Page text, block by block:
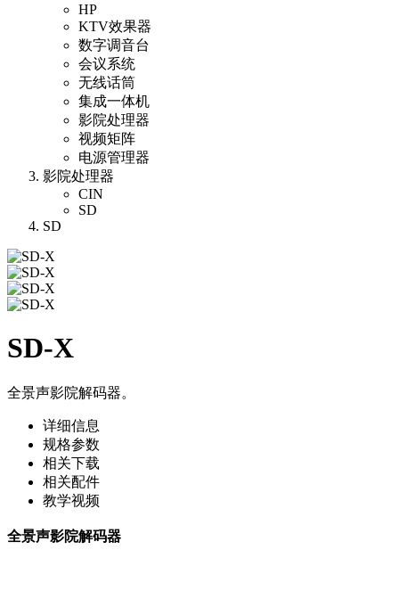
HP
KTV效果器
数字调音台
会议系统
无线话筒
集成一体机
影院处理器
视频矩阵
电源管理器
影院处理器
CIN
SD
SD
SD-X
全景声影院解码器。
详细信息
规格参数
相关下载
相关配件
教学视频
全景声影院解码器